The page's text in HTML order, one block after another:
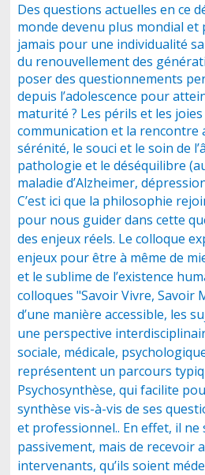
Des questions actuelles en ce
monde devenu plus mondial et
jamais pour une individualité
du renouvellement des
poser des questionnements
depuis l’adolescence pour
maturité ? Les périls et les
communication et la rencontre
sérénité, le souci et le soin de
pathologie et le déséquilibre
maladie d’Alzheimer,
C’est ici que la philosophie
pour nous guider dans cette
des enjeux réels. Le colloque
enjeux pour être à même de
et le sublime de l’existence
colloques "Savoir Vivre, Savoir
d’une manière accessible, les
une perspective
sociale, médicale,
représentent un parcours
Psychosynthèse, qui facilite
synthèse vis-à-vis de ses
et professionnel.. En effet, il ne
passivement, mais de recevoir
intervenants, qu’ils soient